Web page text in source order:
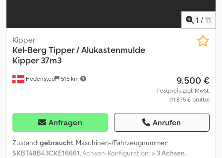
1 / 11
Hedensted 515 km
Kipper
Kel-Berg Tipper / Alukastenmulde
Kipper 37m3
9.500 €
Festpreis zzgl. MwSt.
(11.875 € brutto)
Anfragen Anrufen
Zustand:gebraucht, Maschinen-/Fahrzeugnummer:
SKBT48B43CKE16661 , Achsen-Konfiguration: > 3 Achsen